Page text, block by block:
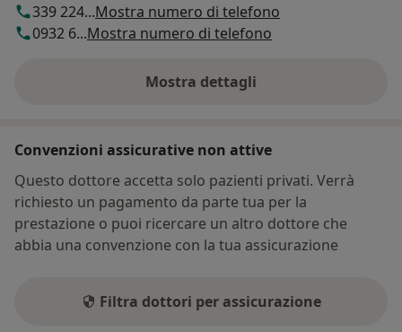
339 224...Mostra numero di telefono
0932 6...Mostra numero di telefono
Mostra dettagli
sull'indirizzo
Convenzioni assicurative non attive
Questo dottore accetta solo pazienti privati. Verrà
richiesto un pagamento da parte tua per la
prestazione o puoi ricercare un altro dottore che
abbia una convenzione con la tua assicurazione
Filtra dottori per assicurazione